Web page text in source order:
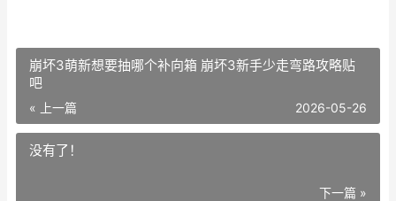
崩坏3萌新想要抽哪个补向箱 崩坏3新手少走弯路攻略贴
吧
« 上一篇 2026-05-26
没有了！
下一篇 »